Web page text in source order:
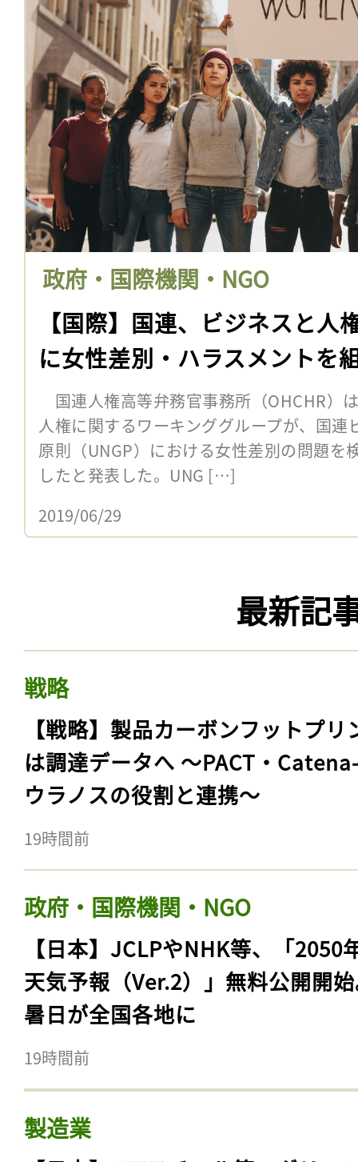
政府・国際機関・NGO
【国際】国連、ビジネスと人
に女性差別・ハラスメントを
国連人権高等弁務官事務所（OHCHR）
人権に関するワーキンググループが、国
原則（UNGP）における女性差別の問題を
したと発表した。UNG […]
2019/06/29
最新記
戦略
【戦略】製品カーボンフットプリ
は調達データへ 〜PACT・
ウラノスの役割と連携〜
19時間前
政府・国際機関・NGO
【日本】JCLPやNHK等、「2050
天気予報（Ver.2）」無料公開開
暑日が全国各地に
19時間前
製造業